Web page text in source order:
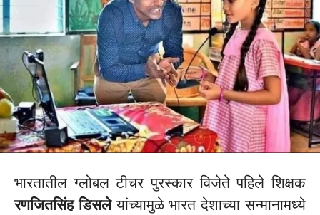
भारतातील ग्लोबल टीचर पुरस्कार विजेते पहिले शिक्षक
रणजितसिंह डिसलेयांच्यामुळे भारत देशाच्या सन्मानामध्ये